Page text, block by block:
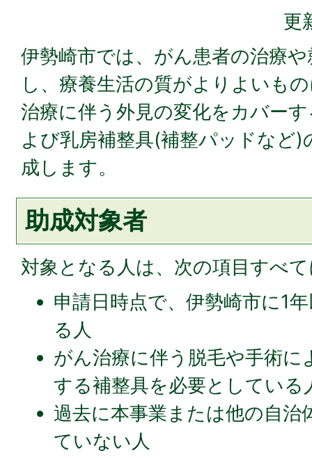
更
伊勢崎市では、がん患者の治療
し、療養生活の質がよりよいも
治療に伴う外見の変化をカバー
よび乳房補整具(補整パッドなど)
成します。
助成対象者
対象となる人は、次の項目すべ
申請⽇時点で、伊勢崎市に1
る人
がん治療に伴う脱毛や手術に
する補整具を必要としている
過去に本事業または他の自治
ていない人